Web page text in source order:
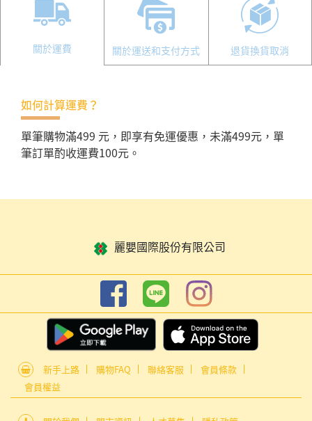
關於運費 關於運送和支付方式 退貨換貨取消
如何計算運費？
單筆購物滿499 元，即享有免運優惠，未滿499元，單
筆訂單酌收運費100元。
麗嬰國際股份有限公司
新手上路 購物FAQ 聯絡客服
會員條款
會員權益